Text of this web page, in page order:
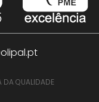
DA QUALIDADE